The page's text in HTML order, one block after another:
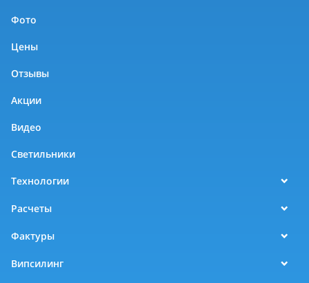
Фото
Цены
Отзывы
Акции
Видео
Светильники
Технологии
Расчеты
Фактуры
Випсилинг